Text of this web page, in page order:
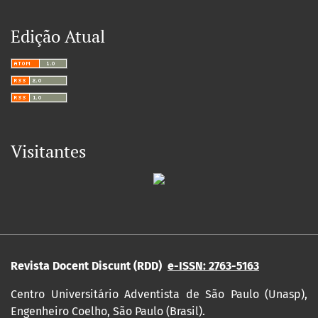
Edição Atual
Visitantes
Revista Docent Discunt (RDD) e-ISSN: 2763-5163
Centro Universitário Adventista de São Paulo (Unasp),
Engenheiro Coelho, São Paulo (Brasil).